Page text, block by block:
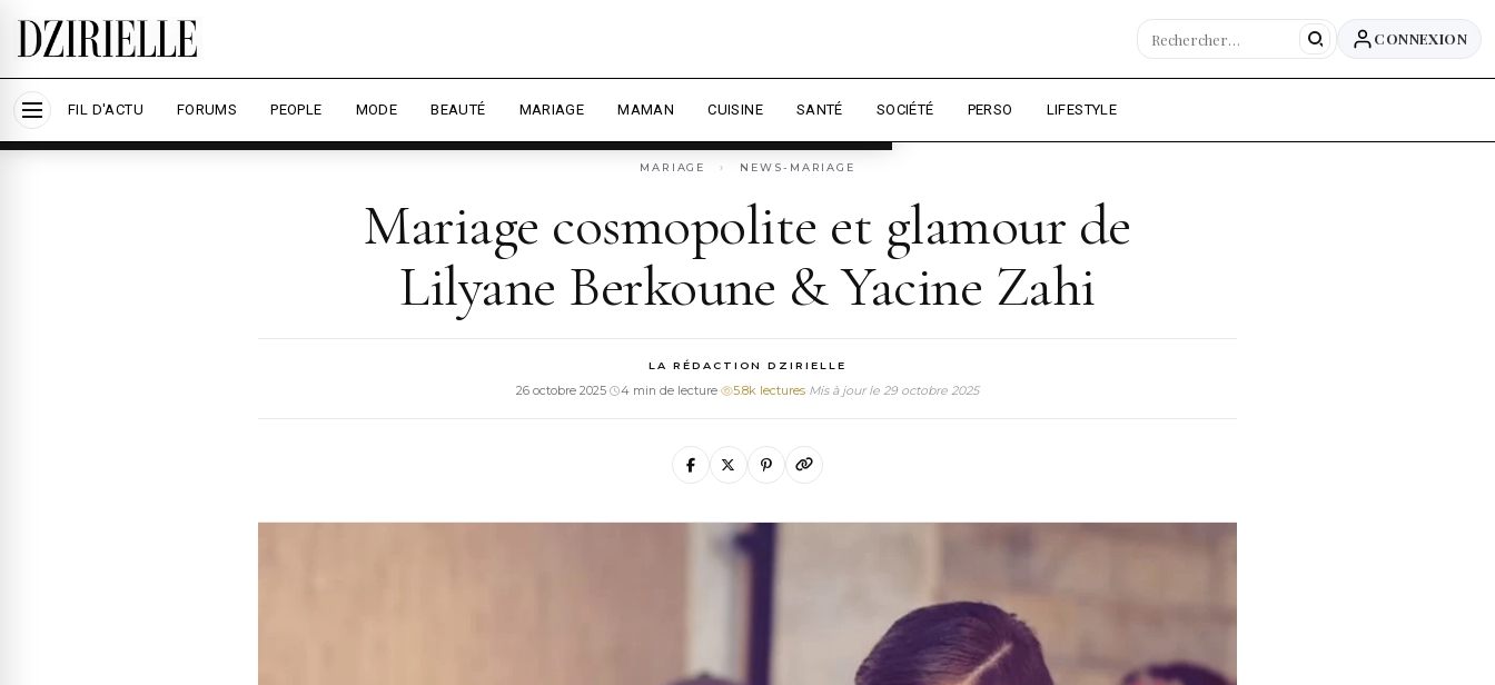
Nous utilisons des cookies pour améliorer votre expérience et mesurer l'audience.
Accepter tout Personnaliser
CONNEXION
FIL D'ACTU FORUMS PEOPLE MODE BEAUTÉ MARIAGE MAMAN CUISINE SANTÉ SOCIÉTÉ PERSO LIFESTYLE
MARIAGE › NEWS-MARIAGE
Mariage cosmopolite et glamour de
Lilyane Berkoune & Yacine Zahi
LA RÉDACTION DZIRIELLE
26 octobre 2025· 4 min de lecture· 5.8k lectures·Mis à jour le 29 octobre 2025